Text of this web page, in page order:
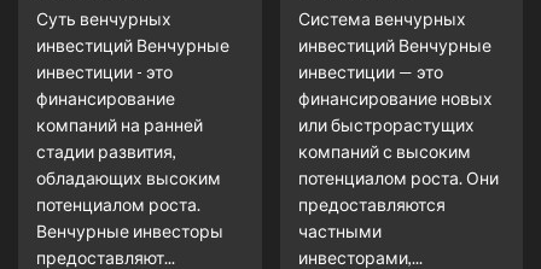
Суть венчурных
инвестиций Венчурные
инвестиции - это
финансирование
компаний на ранней
стадии развития,
обладающих высоким
потенциалом роста.
Венчурные инвесторы
предоставляют...
Система венчурных
инвестиций Венчурные
инвестиции — это
финансирование новых
или быстрорастущих
компаний с высоким
потенциалом роста. Они
предоставляются
частными
инвесторами,...